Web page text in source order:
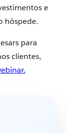
e
hóspede.
para
clientes,